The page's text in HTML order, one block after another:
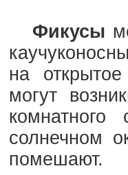
Фикусы
на
могут
солнечном
помешают.